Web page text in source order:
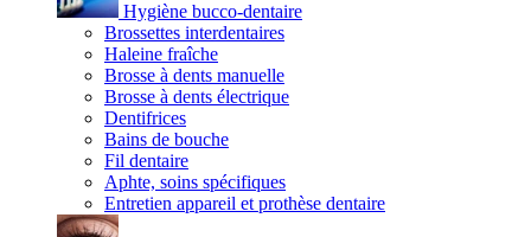
Hygiène bucco-dentaire
Brossettes interdentaires
Haleine fraîche
Brosse à dents manuelle
Brosse à dents électrique
Dentifrices
Bains de bouche
Fil dentaire
Aphte, soins spécifiques
Entretien appareil et prothèse dentaire